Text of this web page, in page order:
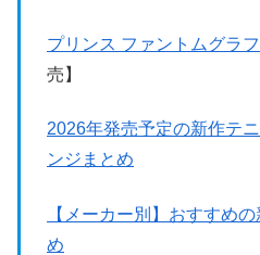
プリンス ファントムグラ
売】
2026年発売予定の新作テ
ンジまとめ
【メーカー別】おすすめ
め